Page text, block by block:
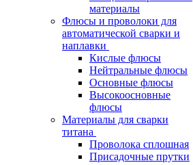
материалы
Флюсы и проволоки для
автоматической сварки и
наплавки
Кислые флюсы
Нейтральные флюсы
Основные флюсы
Высокоосновные
флюсы
Материалы для сварки
титана
Проволока сплошная
Присадочные прутки